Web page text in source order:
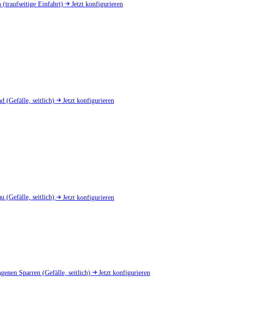
(traufseitige Einfahrt)
Jetzt konfigurieren
(Gefälle, seitlich)
Jetzt konfigurieren
(Gefälle, seitlich) Jetzt konfigurieren
Sparren (Gefälle, seitlich) Jetzt konfigurieren